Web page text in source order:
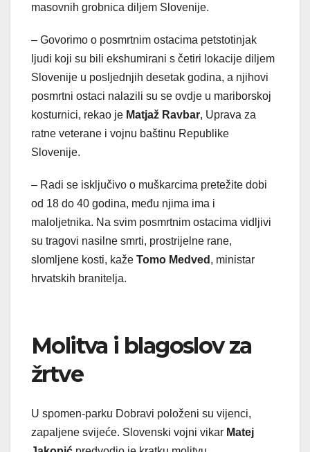
masovnih grobnica diljem Slovenije.
– Govorimo o posmrtnim ostacima petstotinjak
ljudi koji su bili ekshumirani s četiri lokacije diljem
Slovenije u posljednjih desetak godina, a njihovi
posmrtni ostaci nalazili su se ovdje u mariborskoj
kosturnici, rekao je Matjaž Ravbar, Uprava za
ratne veterane i vojnu baštinu Republike
Slovenije.
– Radi se isključivo o muškarcima pretežite dobi
od 18 do 40 godina, među njima ima i
maloljetnika. Na svim posmrtnim ostacima vidljivi
su tragovi nasilne smrti, prostrijelne rane,
slomljene kosti, kaže Tomo Medved , ministar
hrvatskih branitelja.
Molitva i blagoslov za
žrtve
U spomen-parku Dobravi položeni su vijenci,
zapaljene svijeće. Slovenski vojni vikar Matej